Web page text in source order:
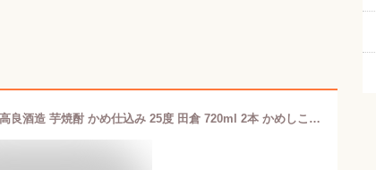
父の日ギフト 期間限定 ポイント2倍 対象 高良酒造 芋焼酎 かめ仕込み 25度 田倉 720ml 2本 かめしこみ 35度 はちまん ろかせず 720ml 1本 合計3本 無地立て詰め宅配箱入りセット 特別限定品 熨斗 熨斗名入れ フリーメッセージカード対応 簡易包装対応